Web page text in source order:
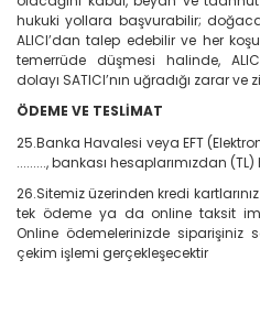
hukuki yollara başvurabilir;
ALICI’dan talep edebilir ve her
temerrüde düşmesi halinde,
dolayı SATICI’nın uğradığı zarar
ÖDEME VE TESLİMAT
25.Banka Havalesi veya EFT
........., bankası hesaplarımızdan
26.Sitemiz üzerinden kredi
tek ödeme ya da online taksit
Online ödemelerinizde siparişiniz
çekim işlemi gerçekleşecektir